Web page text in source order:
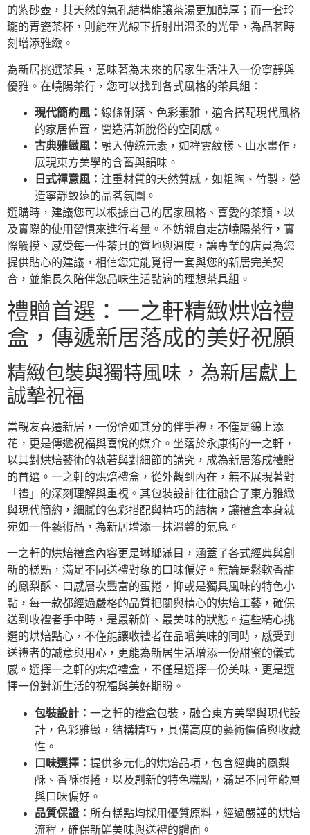
的紫砂壺，其天然的氣孔結構能讓茶湯更加醇厚；而一套玲
瓏的青瓷茶杯，則能在光線下折射出溫柔的光暈，為品茗時
刻增添雅緻。
為新居挑選茶具，意味著為未來的居家生活注入一份寧靜與
優雅。在嶢陽茶行，您可以找到各式風格的茶具組：
現代簡約風： 線條俐落、色彩素雅，適合搭配現代風格
的家居佈置，營造清新脫俗的空間感。
古典雅緻風： 融入傳統元素，如祥雲紋樣、山水畫作，
展現東方美學的含蓄與韻味。
日式禪意風： 注重材質的天然質感，如粗陶、竹製，營
造寧靜致遠的品茗氛圍。
選購時，建議您可以根據自己的居家風格、喜愛的茶類，以
及實際的使用習慣來進行考量。不妨親自走訪嶢陽茶行，實
際觸摸、感受每一件茶具的質地與溫度，讓專業的店員為您
提供貼心的建議，相信您定能覓得一套與您的新居完美契
合，並能長久陪伴您品味生活點滴的理想茶具組。
禮贈首選：一之軒精緻烘焙禮
盒，傳遞新居落成的美好祝願
精緻包裝與獨特風味，為新居獻上
誠摯祝福
當親友喜遷新居，一份恰如其分的伴手禮，不僅是錦上添
花，更是傳遞祝福與喜悅的媒介。坐落於永康街的一之軒，
以其對烘焙藝術的執著與對細節的講究，成為新居落成禮贈
的首選。一之軒的烘焙禮盒，從外觀到內在，無不展現著對
「禮」的深刻理解與重視。其包裝設計往往融合了東方雅緻
與現代簡約，細膩的色彩搭配與精巧的結構，讓禮盒本身就
宛如一件藝術品，為新居增添一抹溫馨的氣息。
一之軒的烘焙禮盒內容更是琳瑯滿目，涵蓋了各式經典與創
新的糕點，滿足不同送禮對象的口味偏好。無論是鬆軟香甜
的鳳梨酥、口感層次豐富的蛋捲，抑或是獨具風味的特色小
點，每一款都經過嚴格的品質把關與精心的烘焙工藝，確保
送到收禮者手中時，是最新鮮、最美味的狀態。這些精心挑
選的烘焙點心，不僅能讓收禮者在品嚐美味的同時，感受到
送禮者的誠意與用心，更能為新居生活增添一份甜蜜的儀式
感。選擇一之軒的烘焙禮盒，不僅是選擇一份美味，更是選
擇一份對新生活的祝福與美好期盼。
包裝設計： 一之軒的禮盒包裝，融合東方美學與現代設
計，色彩雅緻，結構精巧，具備高度的藝術價值與收藏
性。
口味選擇： 提供多元化的烘焙品項，包含經典的鳳梨
酥、香酥蛋捲，以及創新的特色糕點，滿足不同年齡層
與口味偏好。
品質保證： 所有糕點均採用優質原料，經過嚴謹的烘焙
流程，確保新鮮美味與送禮的體面。